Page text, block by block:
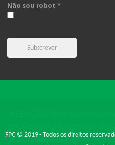
mais sobre o uso decookies
Não sou robot *
Subscrever
FPC © 2019 - Todos os direitos